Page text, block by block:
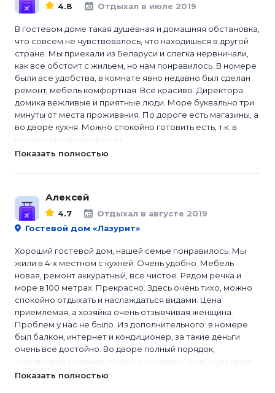
4.8 Отдыхал в июле 2019
В гостевом доме такая душевная и домашняя обстановка,
что совсем не чувствовалось, что находишься в другой
стране. Мы приехали из Беларуси и слегка нервничали,
как все обстоит с жильем, но нам понравилось. В номере
были все удобства, в комнате явно недавно был сделан
ремонт, мебель комфортная. Все красиво. Директора
домика вежливые и приятные люди. Море буквально три
минуты от места проживания. По дороге есть магазины, а
во дворе кухня. Можно спокойно готовить есть, т.к. в
Показать полностью
Алексей
4.7
Отдыхал в августе 2019
Гостевой дом «Лазурит»
Хороший гостевой дом, нашей семье понравилось. Мы
жили в 4-х местном с кухней. Очень удобно. Мебель
новая, ремонт аккуратный, все чистое. Рядом речка и
море в 100 метрах. Прекрасно. Здесь очень тихо, можно
спокойно отдыхать и наслаждаться видами. Цена
приемлемая, а хозяйка очень отзывчивая женщина.
Проблем у нас не было. Из дополнительного: в номере
был балкон, интернет и кондиционер, за такие деньги
очень все достойно. Во дворе полный порядок,
Показать полностью